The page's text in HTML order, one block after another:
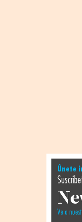
Únete
Ve a